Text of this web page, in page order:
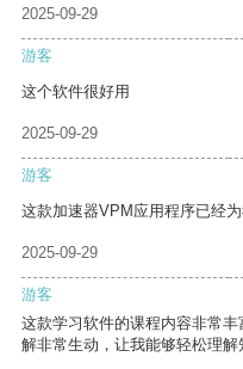
2025-09-29
游客
这个软件很好用
2025-09-29
游客
这款加速器VPM应用程序已经
2025-09-29
游客
这款学习软件的课程内容非常
解非常生动，让我能够轻松理解